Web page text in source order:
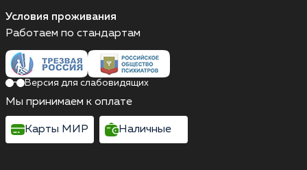
Условия проживания
Работаем по стандартам
Версия для слабовидящих
Мы принимаем к оплате
Карты МИР Наличные